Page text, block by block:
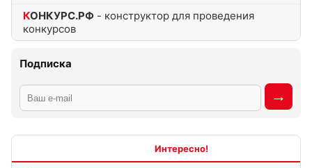
КОНКУРС.РФ - конструктор для проведения
конкурсов
Подписка